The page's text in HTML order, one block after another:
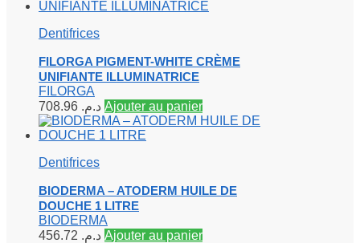
Dentifrices
FILORGA PIGMENT-WHITE CRÈME
UNIFIANTE ILLUMINATRICE
FILORGA
د.م. Ajouter au panier
Dentifrices
BIODERMA – ATODERM HUILE DE
DOUCHE 1 LITRE
BIODERMA
د.م. Ajouter au panier